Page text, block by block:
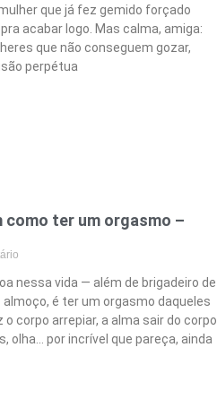
que já fez gemido forçado
acabar logo. Mas calma, amiga:
que não conseguem gozar,
perpétua
como ter um orgasmo –
nessa vida — além de brigadeiro de
é ter um orgasmo daqueles
corpo arrepiar, a alma sair do corpo
olha… por incrível que pareça, ainda